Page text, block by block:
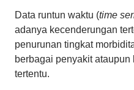
Data runtun waktu (time
adanya kecenderungan
penurunan tingkat
berbagai penyakit
tertentu.